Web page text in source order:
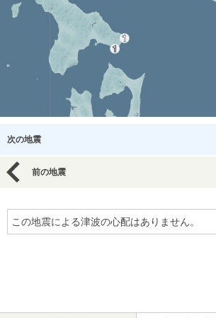
次の地震
前の地震
この地震による津波の心配はありません。